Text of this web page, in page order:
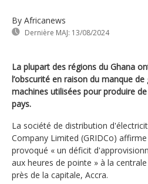
By Africanews
Dernière MAJ: 13/08/2024
La plupart des régions du Ghana
l’obscurité en raison du manque
machines utilisées pour produire de
pays.
La société de distribution
Company Limited (GRIDCo)
provoqué « un déficit
aux heures de pointe » à la
près de la capitale, Accra.